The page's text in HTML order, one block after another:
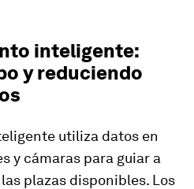
inteligente:
y reduciendo
utiliza datos en
y cámaras para guiar a
plazas disponibles. Los